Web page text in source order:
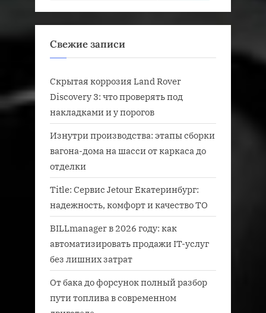
Свежие записи
Скрытая коррозия Land Rover
Discovery 3: что проверять под
накладками и у порогов
Изнутри производства: этапы сборки
вагона-дома на шасси от каркаса до
отделки
Title: Сервис Jetour Екатеринбург:
надежность, комфорт и качество ТО
BILLmanager в 2026 году: как
автоматизировать продажи IT-услуг
без лишних затрат
От бака до форсунок полный разбор
пути топлива в современном